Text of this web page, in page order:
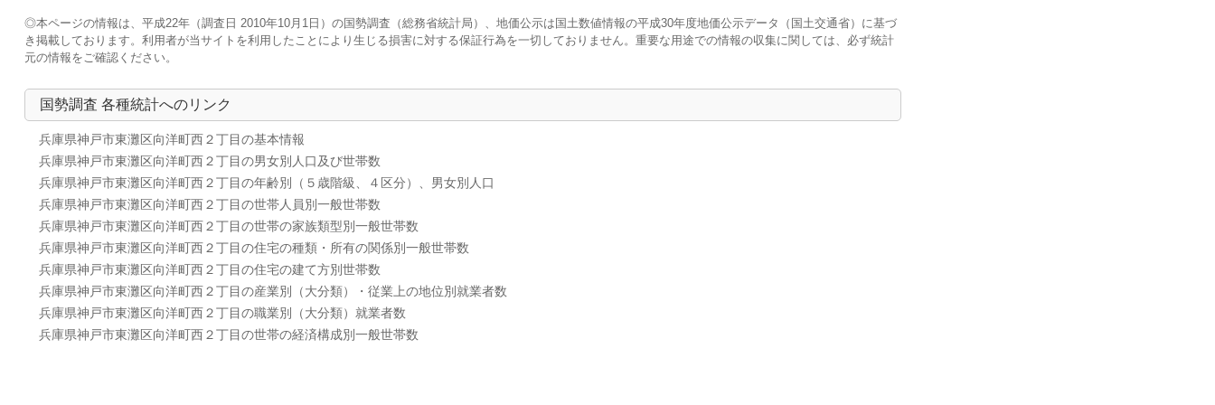
◎本ページの情報は、平成22年（調査日 2010年10月1日）の国勢調査（総務省統計局）、地価公示は国土数値情報の平成30年度地価公示データ（国土交通省）に基づ
き掲載しております。利用者が当サイトを利用したことにより生じる損害に対する保証行為を一切しておりません。重要な用途での情報の収集に関しては、必ず統計
元の情報をご確認ください。
国勢調査 各種統計へのリンク
兵庫県神戸市東灘区向洋町西２丁目の基本情報
兵庫県神戸市東灘区向洋町西２丁目の男女別人口及び世帯数
兵庫県神戸市東灘区向洋町西２丁目の年齢別（５歳階級、４区分）、男女別人口
兵庫県神戸市東灘区向洋町西２丁目の世帯人員別一般世帯数
兵庫県神戸市東灘区向洋町西２丁目の世帯の家族類型別一般世帯数
兵庫県神戸市東灘区向洋町西２丁目の住宅の種類・所有の関係別一般世帯数
兵庫県神戸市東灘区向洋町西２丁目の住宅の建て方別世帯数
兵庫県神戸市東灘区向洋町西２丁目の産業別（大分類）・従業上の地位別就業者数
兵庫県神戸市東灘区向洋町西２丁目の職業別（大分類）就業者数
兵庫県神戸市東灘区向洋町西２丁目の世帯の経済構成別一般世帯数